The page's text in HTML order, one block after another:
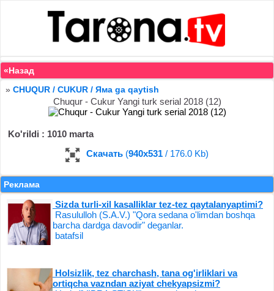
«Назад
» CHUQUR / CUKUR / Яма ga qaytish
Chuqur - Cukur Yangi turk serial 2018 (12)
Ko'rildi : 1010 marta
Скачать (940x531 / 176.0 Kb)
Реклама
Sizda turli-xil kasalliklar tez-tez qaytalanyaptimi?
Rasululloh (S.A.V.) "Qora sedana o'limdan boshqa
barcha dardga davodir" deganlar.
batafsil
Holsizlik, tez charchash, tana og'irliklari va
ortiqcha vazndan aziyat chekyapsizmi?